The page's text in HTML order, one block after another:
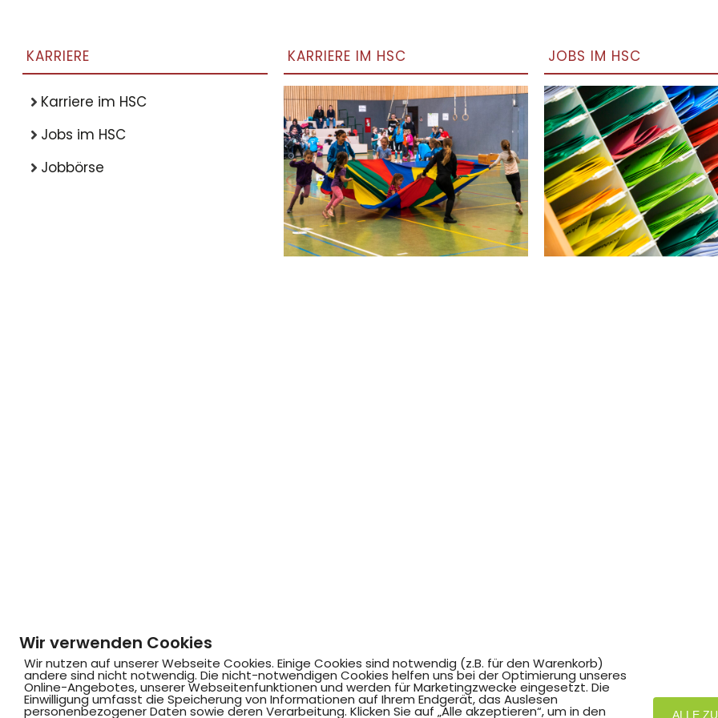
KARRIERE
Karriere im HSC
Jobs im HSC
Jobbörse
KARRIERE IM HSC JOBS IM HSC
Wir verwenden Cookies
Wir nutzen auf unserer Webseite Cookies. Einige Cookies sind notwendig (z.B. für den Warenkorb)
andere sind nicht notwendig. Die nicht-notwendigen Cookies helfen uns bei der Optimierung unseres
Online-Angebotes, unserer Webseitenfunktionen und werden für Marketingzwecke eingesetzt. Die
Einwilligung umfasst die Speicherung von Informationen auf Ihrem Endgerät, das Auslesen
personenbezogener Daten sowie deren Verarbeitung. Klicken Sie auf „Alle akzeptieren“, um in den ALLE